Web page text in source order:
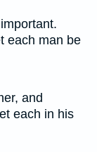
each man be
and
each in his